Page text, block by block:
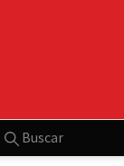
Buscar